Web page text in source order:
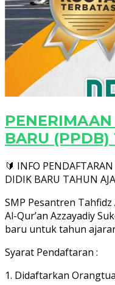
BARU
🔰 INFO
DIDIK BARU TAHUN
SMP Pesantren
Al-Qur’an Azzayadiy
baru untuk tahun
Syarat Pendaftaran :
1. Didaftarkan